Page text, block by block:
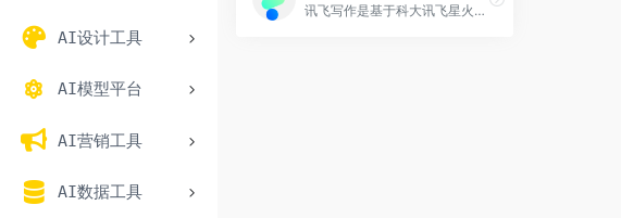
AI设计工具
AI模型平台
AI营销工具
AI数据工具
讯飞写作是基于科大讯飞星火大模型的一款AI智能写作助手，提供会议纪要、公文写作、工作总结、心得体会、新闻稿、面试自我介绍、朋友圈文案、改写润色、论文摘要等AI智能写作功能